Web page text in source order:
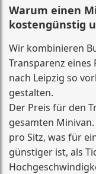
Warum einen
kostengünstig
Wir kombinieren
Transparenz eines
nach Leipzig so
gestalten.
Der Preis für den
gesamten
pro Sitz, was für
günstiger ist, als